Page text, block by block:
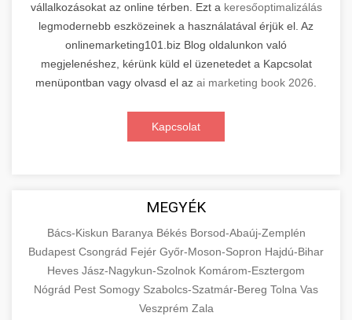
vállalkozásokat az online térben. Ezt a keresőoptimalizálás
legmodernebb eszközeinek a használatával érjük el. Az
onlinemarketing101.biz Blog oldalunkon való
megjelenéshez, kérünk küld el üzenetedet a Kapcsolat
menüpontban vagy olvasd el az ai marketing book 2026
Kapcsolat
MEGYÉK
Bács-Kiskun Baranya Békés Borsod-Abaúj-Zemplén
Budapest Csongrád Fejér Győr-Moson-Sopron Hajdú-Bihar
Heves Jász-Nagykun-Szolnok Komárom-Esztergom
Nógrád Pest Somogy Szabolcs-Szatmár-Bereg Tolna Vas
Veszprém Zala